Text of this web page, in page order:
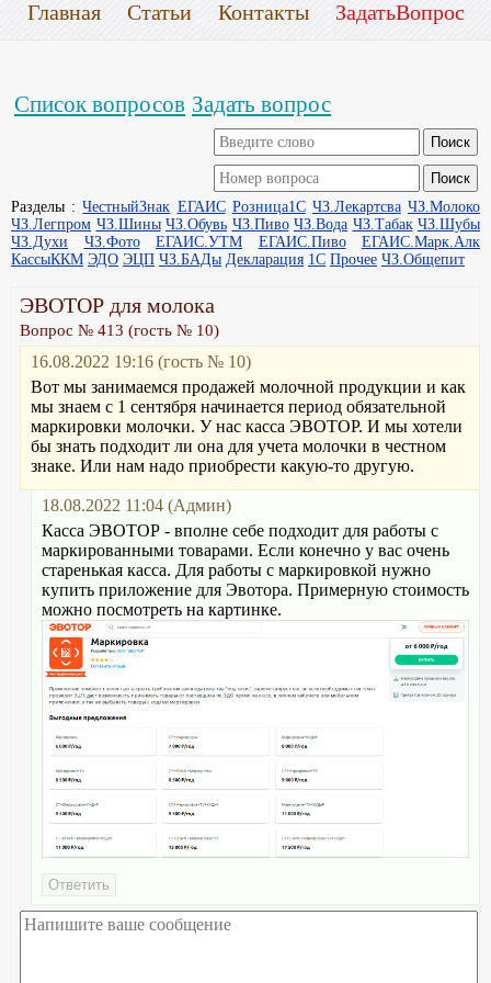
Главная Статьи Контакты ЗадатьВопрос
Список вопросов Задать вопрос
Разделы :ЧестныйЗнак ЕГАИС Розница1С ЧЗ.Лекартсва ЧЗ.Молоко
ЧЗ.Легпром ЧЗ.Шины ЧЗ.Обувь ЧЗ.Пиво ЧЗ.Вода ЧЗ.Табак ЧЗ.Шубы
ЧЗ.Духи
ЧЗ.Фото ЕГАИС.УТМ ЕГАИС.Пиво
ЕГАИС.Марк.Алк
КассыККМ ЭДО ЭЦП ЧЗ.БАДы Декларация 1С Прочее ЧЗ.Общепит
ЭВОТОР для молока
Вопрос № 413 (гость № 10)
16.08.2022 19:16 (гость № 10)
Вот мы занимаемся продажей молочной продукции и как
мы знаем с 1 сентября начинается период обязательной
маркировки молочки. У нас касса ЭВОТОР. И мы хотели
бы знать подходит ли она для учета молочки в честном
знаке. Или нам надо приобрести какую-то другую.
18.08.2022 11:04 (Админ)
Касса ЭВОТОР - вполне себе подходит для работы с
маркированными товарами. Если конечно у вас очень
старенькая касса. Для работы с маркировкой нужно
купить приложение для Эвотора. Примерную стоимость
можно посмотреть на картинке.